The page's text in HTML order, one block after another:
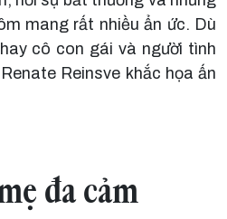
mang rất nhiều ẩn ức. Dù
cô con gái và người tình
Reinsve khắc họa ấn
đa cảm